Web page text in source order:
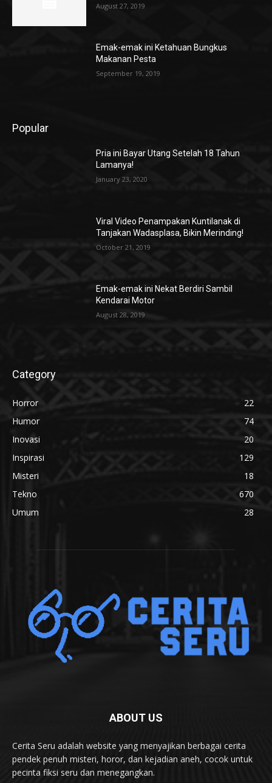
August 27, 2019
Emak-emak ini Ketahuan Bungkus
Makanan Pesta
September 19, 2019
Popular
Pria ini Bayar Utang Setelah 18 Tahun
Lamanya!
January 23, 2020
Viral Video Penampakan Kuntilanak di
Tanjakan Wadasplasa, Bikin Merinding!
October 21, 2019
Emak-emak ini Nekat Berdiri Sambil
Kendarai Motor
August 28, 2019
Category
Horror
22
Humor
74
Inovasi
20
Inspirasi
129
Misteri
18
Tekno
670
Umum
28
ABOUT US
Cerita Seru adalah website yang menyajikan berbagai cerita
pendek penuh misteri, horor, dan kejadian aneh, cocok untuk
pecinta fiksi seru dan menegangkan.